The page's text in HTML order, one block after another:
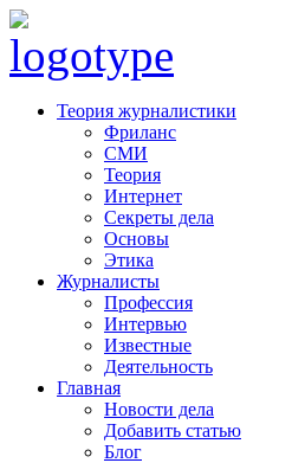
Теория журналистики
Фриланс
СМИ
Теория
Интернет
Секреты дела
Основы
Этика
Журналисты
Профессия
Интервью
Известные
Деятельность
Главная
Новости дела
Добавить статью
Блог